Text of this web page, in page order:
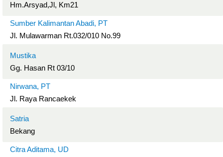
Hm.Arsyad,Jl, Km21
Sumber Kalimantan Abadi, PT
Jl. Mulawarman Rt.032/010 No.99
Mustika
Gg. Hasan Rt 03/10
Nirwana, PT
Jl. Raya Rancaekek
Satria
Bekang
Citra Aditama, UD